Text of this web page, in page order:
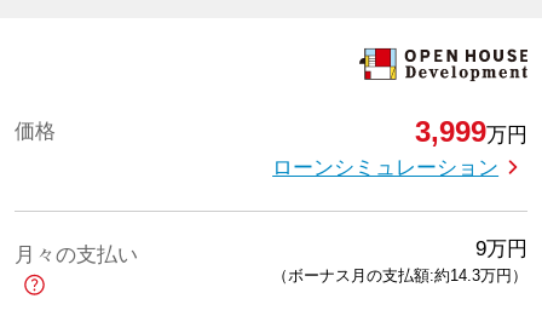
価格 3,999万円
ローンシミュレーション
月々の支払い 9万円
（ボーナス月の支払額:約14.3万円 ）